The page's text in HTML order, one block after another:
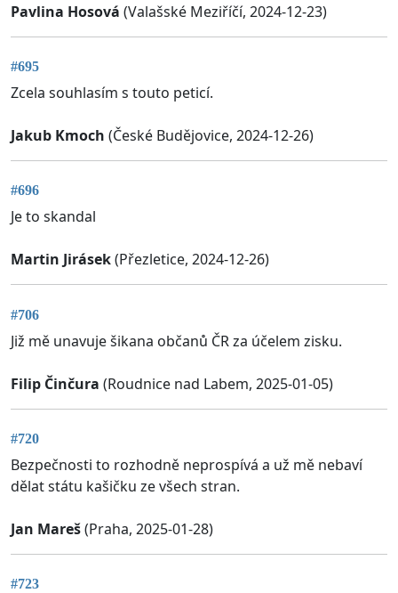
Pavlina Hosová (Valašské Meziříčí, 2024-12-23)
#695
Zcela souhlasím s touto peticí.
Jakub Kmoch (České Budějovice, 2024-12-26)
#696
Je to skandal
Martin Jirásek(Přezletice, 2024-12-26)
#706
Již mě unavuje šikana občanů ČR za účelem zisku.
Filip Činčura (Roudnice nad Labem, 2025-01-05)
#720
Bezpečnosti to rozhodně neprospívá a už mě nebaví
dělat státu kašičku ze všech stran.
Jan Mareš(Praha, 2025-01-28)
#723